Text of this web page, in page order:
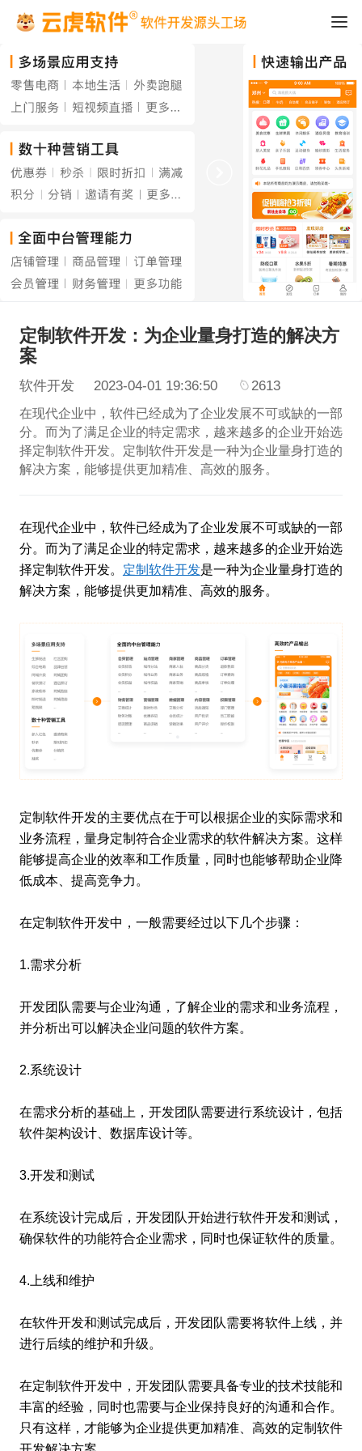
定制软件开发：为企业量身打造的解决方
案
软件开发 2023-04-01 19:36:50 2613
在现代企业中，软件已经成为了企业发展不可或缺的一部
分。而为了满足企业的特定需求，越来越多的企业开始选
择定制软件开发。定制软件开发是一种为企业量身打造的
解决方案，能够提供更加精准、高效的服务。
在现代企业中，软件已经成为了企业发展不可或缺的一部
分。而为了满足企业的特定需求，越来越多的企业开始选
择定制软件开发。 定制软件开发是一种为企业量身打造的
解决方案，能够提供更加精准、高效的服务。
定制软件开发的主要优点在于可以根据企业的实际需求和
业务流程，量身定制符合企业需求的软件解决方案。这样
能够提高企业的效率和工作质量，同时也能够帮助企业降
低成本、提高竞争力。
在定制软件开发中，一般需要经过以下几个步骤：
1.需求分析
开发团队需要与企业沟通，了解企业的需求和业务流程，
并分析出可以解决企业问题的软件方案。
2.系统设计
在需求分析的基础上，开发团队需要进行系统设计，包括
软件架构设计、数据库设计等。
3.开发和测试
在系统设计完成后，开发团队开始进行软件开发和测试，
确保软件的功能符合企业需求，同时也保证软件的质量。
4.上线和维护
在软件开发和测试完成后，开发团队需要将软件上线，并
进行后续的维护和升级。
在定制软件开发中，开发团队需要具备专业的技术技能和
丰富的经验，同时也需要与企业保持良好的沟通和合作。
只有这样，才能够为企业提供更加精准、高效的定制软件